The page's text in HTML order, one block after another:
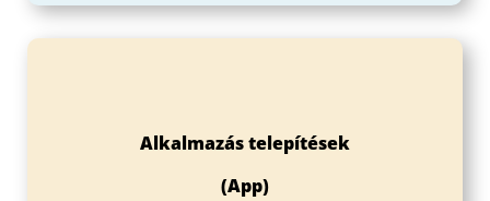
Alkalmazás telepítések
(App)